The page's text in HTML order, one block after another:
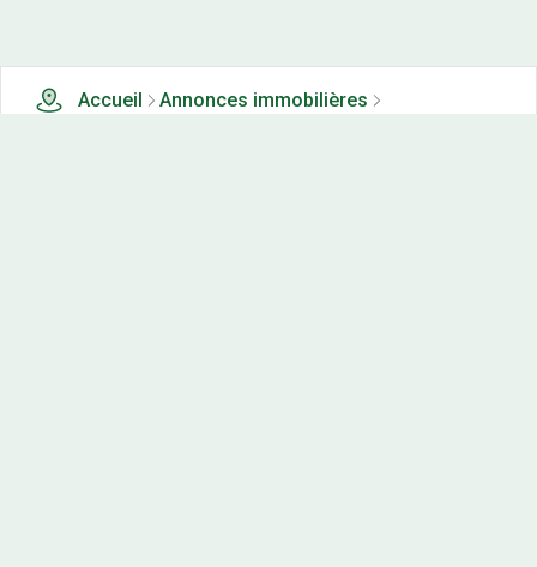
Accueil
Annonces immobilières